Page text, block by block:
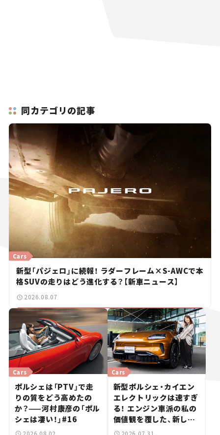
同カテゴリの記事
新型「パジェロ」に続報！ ラダーフレーム×S-AWCで本
格SUVの走りはどう進化する？【新車ニュース】
Cars
2026.08.07
ポルシェは「PTV」で走
りの質をどう高めたの
か？——河村康彦の「ポル
シェは凄い！」#16
Cars
2026.08.02
新型ポルシェ・カイエン
エレクトリックは速すぎ
る！ エンジン車派の私の
価値観を覆した、新しい
ポルシェの走り。
Cars
2026.07.31